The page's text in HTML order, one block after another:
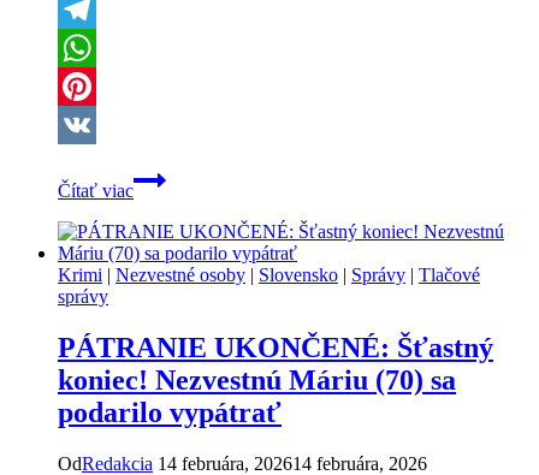
X
Telegram
WhatsApp
Pinterest
Čítať viac
Dráma
v
Spišskej
Novej
Vsi:
sekerou
skončila
ťažkým
zranením
a
zatýkaním
Krimi | Nezvestné osoby | Slovensko | Správy | Tlačové
správy
PÁTRANIE UKONČENÉ: Šťastný
koniec! Nezvestnú Máriu (70) sa
podarilo vypátrať
OdRedakcia 14 februára, 202614 februára, 2026